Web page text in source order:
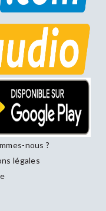
nous ?
légales